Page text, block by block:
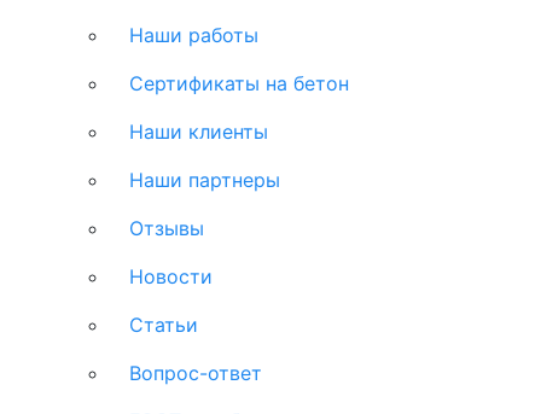
Наши работы
Сертификаты на бетон
Наши клиенты
Наши партнеры
Отзывы
Новости
Статьи
Вопрос-ответ